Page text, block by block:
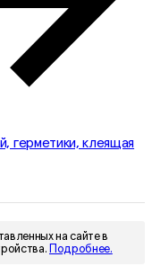
герметики, клеящая
на сайте в
Подробнее.